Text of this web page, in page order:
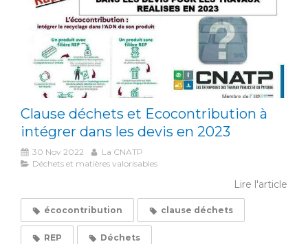
Clause déchets et Ecocontribution à
intégrer dans les devis en 2023
30 Nov 2022
La CNATP
Déchets et matières valorisables
Lire l'article
écocontribution clause déchets
REP Déchets